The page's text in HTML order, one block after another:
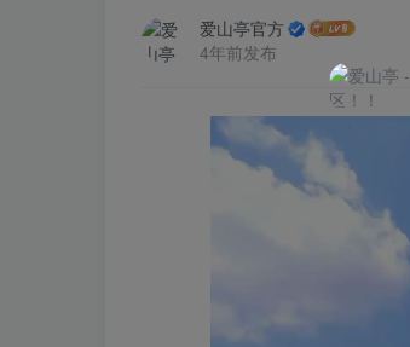
爱山亭官方
4年前发布